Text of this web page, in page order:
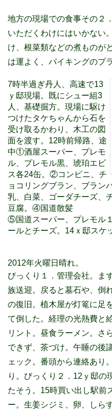
地方の現場での食事その２
いただくわけにはいかない
け、根菜類などの煮ものが
は運よく、バイキングのプ
7時半過ぎ丹人、高速で13
ｙ邸現場。既にシュー組3
人、基礎掘方。現場に駆け
つけたタケちゃんから石を
受け取るかわり、木工の図
面を渡す。12時前帰路、途
中①酒屋スーパー、プレモ
ル、プレモル黒、琥珀エビ
ス各24缶。②コンビニ、チ
ョコリングブラン、ブラ
乳、白菜、ゴーダチーズ、
豆腐。④国道散髪
⑤国道スーパー、プレモル
ールとチーズ。14ｘ邸スケ
2012年火曜日晴れ。
びっくり１．管理会社。ま
族送迎。戻ると墓石や、倒
の復旧。植木屋が灯篭に足
て倒した。経理の光熱費と
リント。昼食ラーメン。さ
できず、茶づけ。午睡の後
ェック。番頭から連絡あり
り。びっくり２．12ｙ邸の
たそう。15時買い出し駅前
ー。生姜シジミ、卵、しら